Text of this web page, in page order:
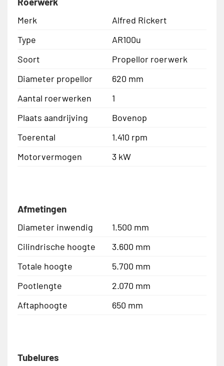
Merk
Alfred Rickert
Type
AR100u
Soort
Propellor roerwerk
Diameter propellor
620 mm
Aantal roerwerken
1
Plaats aandrijving
Bovenop
Toerental
1.410 rpm
Motorvermogen
3 kW
Afmetingen
Diameter inwendig
1.500 mm
Cilindrische hoogte
3.600 mm
Totale hoogte
5.700 mm
Pootlengte
2.070 mm
Aftaphoogte
650 mm
Tubelures